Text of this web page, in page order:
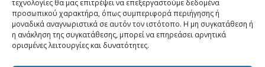
τεχνολογίες θα μας επιτρέψει να επεξεργαστούμε δεδομένα
προσωπικού χαρακτήρα, όπως συμπεριφορά περιήγησης ή
μοναδικά αναγνωριστικά σε αυτόν τον ιστότοπο. Η μη συγκατάθεση ή
η ανάκληση της συγκατάθεσης, μπορεί να επηρεάσει αρνητικά
ορισμένες λειτουργίες και δυνατότητες.
Το Email σας (υποχρεωτικο)
Μηνυμα